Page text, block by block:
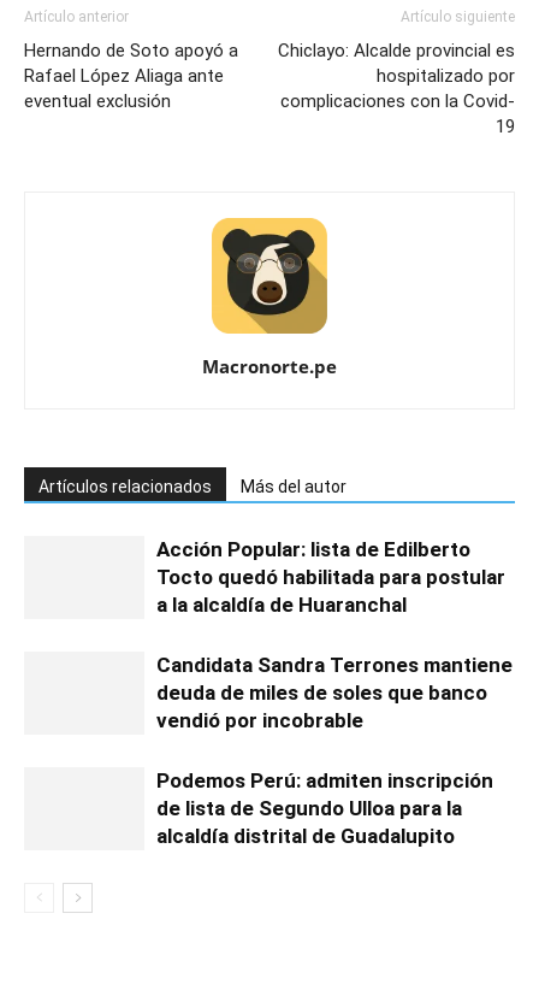
Artículo anterior
Hernando de Soto apoyó a
Rafael López Aliaga ante
eventual exclusión
Artículo siguiente
Chiclayo: Alcalde provincial es
hospitalizado por
complicaciones con la Covid-
19
Macronorte.pe
Artículos relacionados Más del autor
Acción Popular: lista de Edilberto
Tocto quedó habilitada para postular
a la alcaldía de Huaranchal
Candidata Sandra Terrones mantiene
deuda de miles de soles que banco
vendió por incobrable
Podemos Perú: admiten inscripción
de lista de Segundo Ulloa para la
alcaldía distrital de Guadalupito